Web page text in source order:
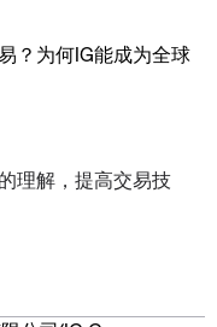
？为何IG能成为全球
理解，提高交易技